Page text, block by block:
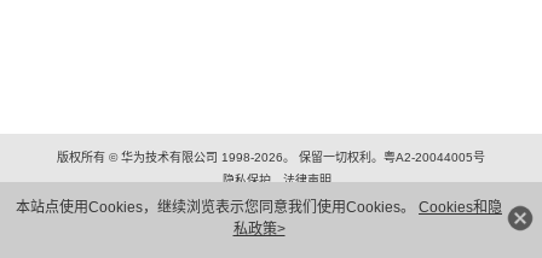
本站点使用Cookies，继续浏览表示您同意我们使用Cookies。 Cookies和隐
私政策>
版权所有 © 华为技术有限公司 1998-2026。 保留一切权利。粤A2-20044005号
隐私保护
法律声明